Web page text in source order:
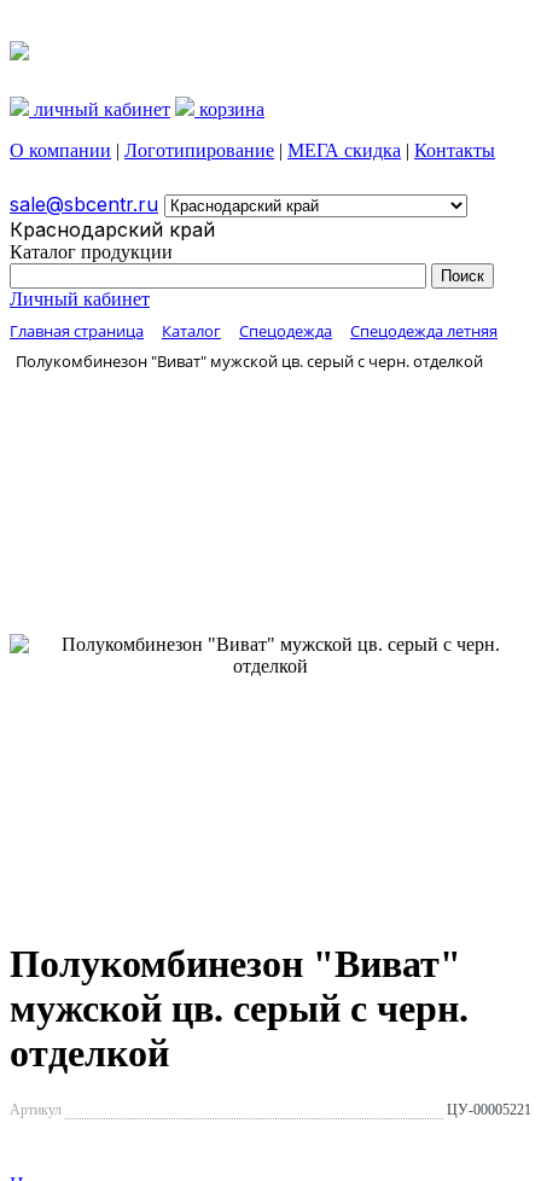
личный кабинет
корзина
О компании | Логотипирование | МЕГА скидка | Контакты
sale@sbcentr.ru
Краснодарский край
Каталог продукции
Личный кабинет
Главная страница Каталог Спецодежда
Спецодежда летняя
Полукомбинезон "Виват" мужской цв. серый с черн. отделкой
Полукомбинезон "Виват"
мужской цв. серый с черн.
отделкой
Артикул ЦУ-00005221